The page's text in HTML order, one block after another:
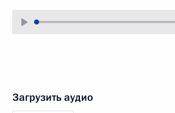
Загрузить аудио